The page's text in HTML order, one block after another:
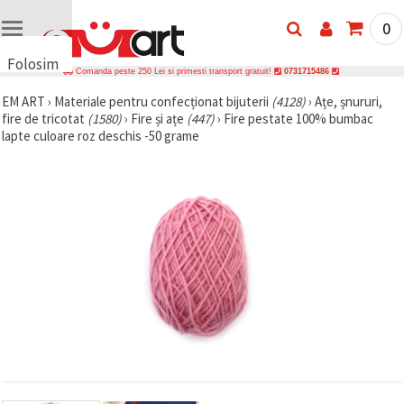
Folosim
uri
🍪 Folosim
cookie-uri
0
Comanda peste 250 Lei si primesti transport gratuit! 0731715486
EM ART › Materiale pentru confecționat bijuterii (4128)› Ațe, șnururi,
fire de tricotat (1580)› Fire și ațe (447)› Fire pestate 100% bumbac
lapte culoare roz deschis -50 grame